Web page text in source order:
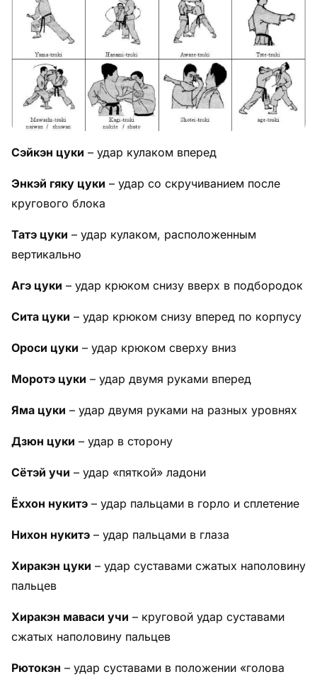
Сэйкэн цуки – удар кулаком вперед
Энкэй гяку цуки – удар со скручиванием после
кругового блока
Татэ цуки – удар кулаком, расположенным
вертикально
Агэ цуки – удар крюком снизу вверх в подбородок
Сита цуки – удар крюком снизу вперед по корпусу
Ороси цуки – удар крюком сверху вниз
Моротэ цуки – удар двумя руками вперед
Яма цуки – удар двумя руками на разных уровнях
Дзюн цуки – удар в сторону
Сётэй учи – удар «пяткой» ладони
Ёххон нукитэ – удар пальцами в горло и сплетение
Нихон нукитэ – удар пальцами в глаза
Хиракэн цуки – удар суставами сжатых наполовину
пальцев
Хиракэн маваси учи – круговой удар суставами
сжатых наполовину пальцев
Рютокэн – удар суставами в положении «голова